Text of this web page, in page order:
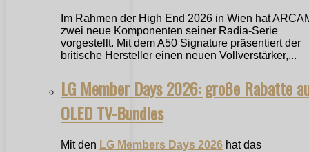
Im Rahmen der High End 2026 in Wien hat
zwei neue Komponenten seiner Radia-Serie
vorgestellt. Mit dem A50 Signature präsentiert der
britische Hersteller einen neuen Vollverstärker,...
LG Member Days 2026: große Rabatte
OLED TV-Bundles
Mit den LG Members Days 2026 hat das